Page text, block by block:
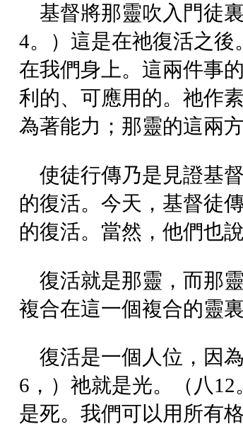
基督將那靈吹入門徒
4。）這是在祂復活之
在我們身上。這兩件事
利的、可應用的。祂作
為著能力；那靈的這兩
使徒行傳乃是見證基
的復活。今天，基督徒
的復活。當然，他們也
復活就是那靈，而那
複合在這一個複合的靈
復活是一個人位，因
6，）祂就是光。（八
是死。我們可以用所有